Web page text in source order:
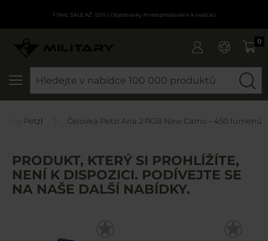
FINAL SALE AŽ -50%| Objednávky ihned předáváme k realizaci
0
Petzl Čelovka Petzl Aria 2 RGB New Camo - 450 lumenů
PRODUKT, KTERÝ SI PROHLÍŽÍTE,
NENÍ K DISPOZICI. PODÍVEJTE SE
NA NAŠE DALŠÍ NABÍDKY.